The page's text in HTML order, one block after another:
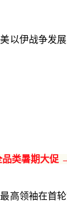
以伊战争发
品类暑期大促
高领袖在首